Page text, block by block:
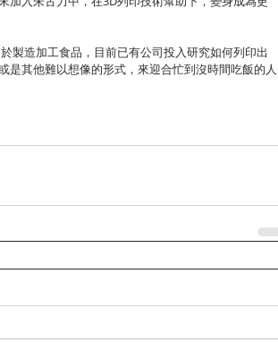
製造加工食品，目前已有公司投入研究如何列印出
是其他難以想像的形式，來迎合忙到沒時間吃飯的人